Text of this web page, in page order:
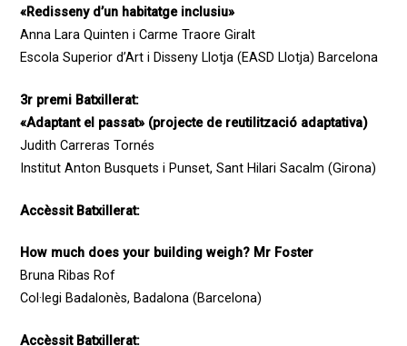
«Redisseny d’un habitatge inclusiu»
Anna Lara Quinten i Carme Traore Giralt
Escola Superior d’Art i Disseny Llotja (EASD Llotja) Barcelona
3r premi Batxillerat:
«Adaptant el passat» (projecte de reutilització adaptativa)
Judith Carreras Tornés
Institut Anton Busquets i Punset, Sant Hilari Sacalm (Girona)
Accèssit Batxillerat:
How much does your building weigh? Mr Foster
Bruna Ribas Rof
Col·legi Badalonès, Badalona (Barcelona)
Accèssit Batxillerat: